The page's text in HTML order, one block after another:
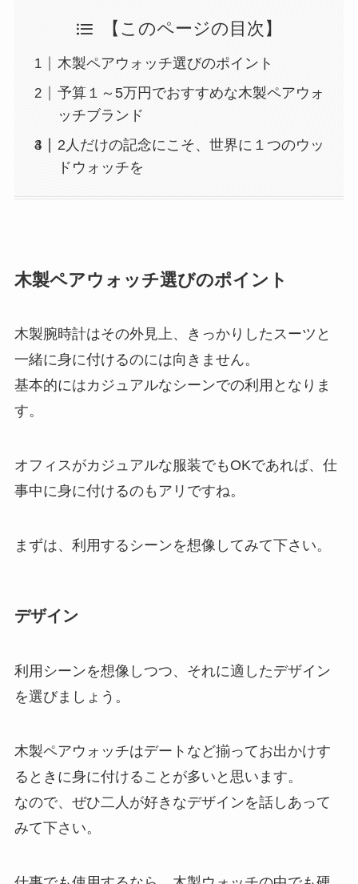
【このページの目次】
木製ペアウォッチ選びのポイント
予算１～5万円でおすすめな木製ペアウォ
ッチブランド
2人だけの記念にこそ、世界に１つのウッ
ドウォッチを
木製ペアウォッチ選びのポイント
木製腕時計はその外見上、きっかりしたスーツと
一緒に身に付けるのには向きません。
基本的にはカジュアルなシーンでの利用となりま
す。
オフィスがカジュアルな服装でもOKであれば、仕
事中に身に付けるのもアリですね。
まずは、利用するシーンを想像してみて下さい。
デザイン
利用シーンを想像しつつ、それに適したデザイン
を選びましょう。
木製ペアウォッチはデートなど揃ってお出かけす
るときに身に付けることが多いと思います。
なので、ぜひ二人が好きなデザインを話しあって
みて下さい。